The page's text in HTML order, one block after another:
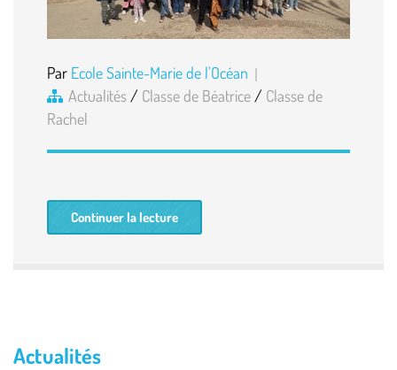
Par Ecole Sainte-Marie de l'Océan
Actualités / Classe de Béatrice / Classe de
Rachel
Continuer la lecture
Actualités